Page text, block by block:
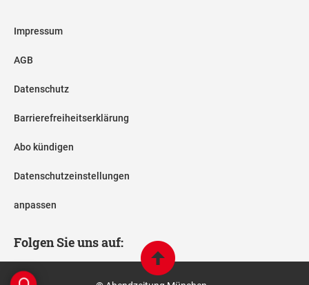
Impressum
AGB
Datenschutz
Barrierefreiheitserklärung
Abo kündigen
Datenschutzeinstellungen
anpassen
Folgen Sie uns auf: